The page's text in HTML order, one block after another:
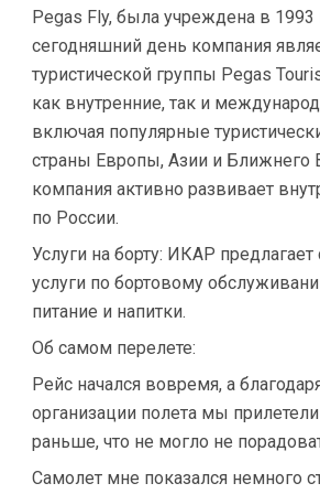
Pegas Fly, была учреждена в 1993
сегодняшний день компания
туристической группы Pegas
как внутренние, так и
включая популярные
страны Европы, Азии и Ближнего
компания активно развивает
по России.
Услуги на борту: ИКАР предлагает
услуги по бортовому
питание и напитки.
Об самом перелете:
Рейс начался вовремя, а
организации полета мы
раньше, что не могло не
Самолет мне показался немного